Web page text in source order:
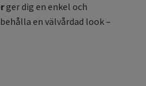
ger dig en enkel och
en välvårdad look –